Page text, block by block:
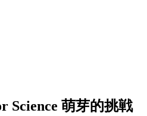
Science 萌芽的挑戦